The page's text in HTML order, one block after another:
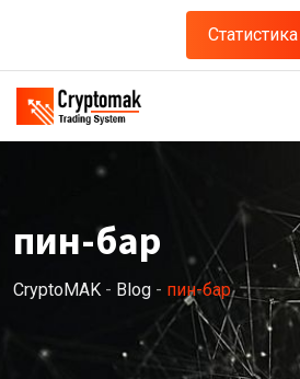
content
Статистика
пин-бар
CryptoMAK - Blog - пин-бар